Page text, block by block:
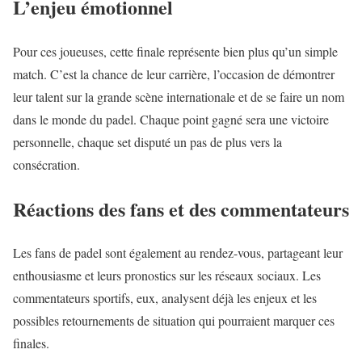
L’enjeu émotionnel
Pour ces joueuses, cette finale représente bien plus qu’un simple
match. C’est la chance de leur carrière, l’occasion de démontrer
leur talent sur la grande scène internationale et de se faire un nom
dans le monde du padel. Chaque point gagné sera une victoire
personnelle, chaque set disputé un pas de plus vers la
consécration.
Réactions des fans et des commentateurs
Les fans de padel sont également au rendez-vous, partageant leur
enthousiasme et leurs pronostics sur les réseaux sociaux. Les
commentateurs sportifs, eux, analysent déjà les enjeux et les
possibles retournements de situation qui pourraient marquer ces
finales.